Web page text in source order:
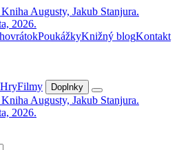
PoukážkyKnižný blogKontakt
HryFilmy Doplnky